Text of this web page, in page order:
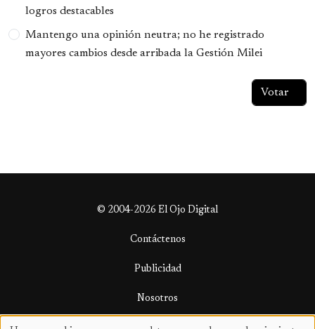
logros destacables
Mantengo una opinión neutra; no he registrado
mayores cambios desde arribada la Gestión Milei
© 2004-2026 El Ojo Digital
Contáctenos
Publicidad
Nosotros